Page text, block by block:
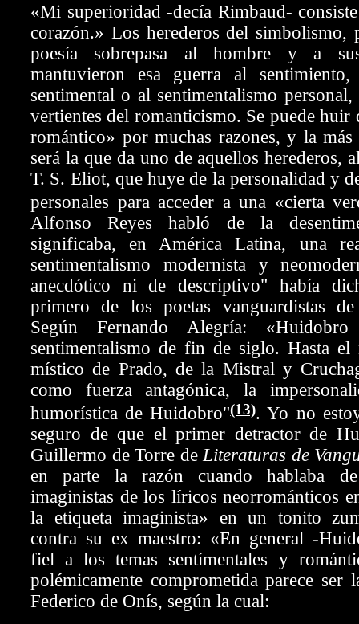
«Mi superioridad -decía Rimbaud-
corazón.» Los herederos del simbolismo,
poesía sobrepasa al hombre y a sus
mantuvieron esa guerra al sentimiento,
sentimental o al sentimentalismo
vertientes del romanticismo. Se puede huir
romántico» por muchas razones, y la
será la que da uno de aquellos herederos,
T. S. Eliot, que huye de la personalidad y
personales para acceder a una «cierta
Alfonso Reyes habló de la
significaba, en América Latina, una
sentimentalismo modernista y
anecdótico ni de descriptivo" había
primero de los poetas vanguardistas de
Según Fernando Alegría:
sentimentalismo de fin de siglo. Hasta el
místico de Prado, de la Mistral y
como fuerza antagónica, la
humorística de Huidobro"(13). Yo no
seguro de que el primer detractor de
Guillermo de Torre deLiteraturas de
en parte la razón cuando hablaba de
imaginistas de los líricos neorrománticos
la etiqueta imaginista» en un tonito
contra su ex maestro: «En general -
fiel a los temas sentímentales y
polémicamente comprometida parece ser
Federico de Onís, según la cual: